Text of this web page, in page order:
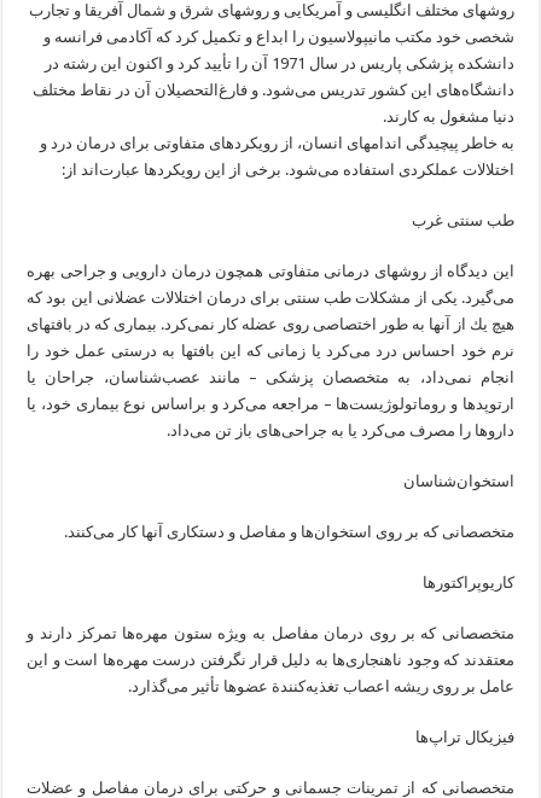
روشهای مختلف انگلیسی و آمریكایی و روشهای شرق و شمال آفریقا و تجارب
شخصی خود مكتب مانیپولاسیون را ابداع و تكمیل كرد كه آكادمی فرانسه و
دانشكده پزشكی پاریس در سال 1971 آن را تأیید كرد و اكنون این رشته در
دانشگاه‌های این كشور تدریس می‌شود. و فارغ‌التحصیلان آن در نقاط مختلف
دنیا مشغول به كارند.
به خاطر پیچیدگی اندامهای انسان، از رویكردهای متفاوتی برای درمان درد و
اختلالات عملكردی استفاده می‌شود. برخی از این رویكردها عبارت‌اند از:
طب سنتی غرب
این دیدگاه از روشهای درمانی متفاوتی همچون درمان دارویی و جراحی بهره‌
می‌گیرد. یكی از مشكلات طب سنتی برای درمان اختلالات عضلانی این بود كه
هیچ یك از آنها به طور اختصاصی روی عضله كار نمی‌كرد. بیماری كه در بافتهای
نرم خود احساس درد می‌كرد یا زمانی كه این بافتها به درستی عمل خود را
انجام نمی‌داد، به متخصصان پزشكی – مانند عصب‌شناسان، جراحان یا
ارتوپدها و روماتولوژیست‌ها – مراجعه می‌كرد و براساس نوع بیماری خود،‌ یا
داروها را مصرف می‌كرد یا به جراحی‌های باز تن می‌داد.
استخوان‌شناسان
متخصصانی كه بر روی استخوان‌ها و مفاصل و دستكاری آنها كار می‌كنند.
كاریوپراكتورها
متخصصانی كه بر روی درمان مفاصل به ویژه ستون مهره‌ها تمركز دارند و
معتقدند كه وجود ناهنجاری‌ها به دلیل قرار نگرفتن درست مهره‌ها است و این
عامل بر روی ریشه اعصاب تغذیه‌كنندة عضوها تأثیر می‌گذارد.
فیزیكال تراپ‌ها
متخصصانی كه از تمرینات جسمانی و حركتی برای درمان مفاصل و عضلات